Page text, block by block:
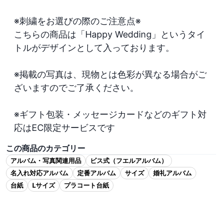
※刺繍をお選びの際のご注意点※
こちらの商品は「Happy Wedding」というタイ
トルがデザインとして入っております。
※掲載の写真は、現物とは色彩が異なる場合がご
ざいますのでご了承ください。
※ギフト包装・メッセージカードなどのギフト対
応はEC限定サービスです
この商品のカテゴリー
アルバム・写真関連用品
ビス式（フエルアルバム）
名入れ対応アルバム
定番アルバム サイズ
婚礼アルバム
台紙
Lサイズ プラコート台紙